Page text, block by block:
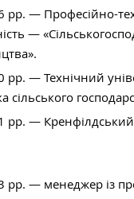
рр. — Професійно-
—
рр. — Технічний
сільського
рр. — Кренфілдський
рр. — менеджер із